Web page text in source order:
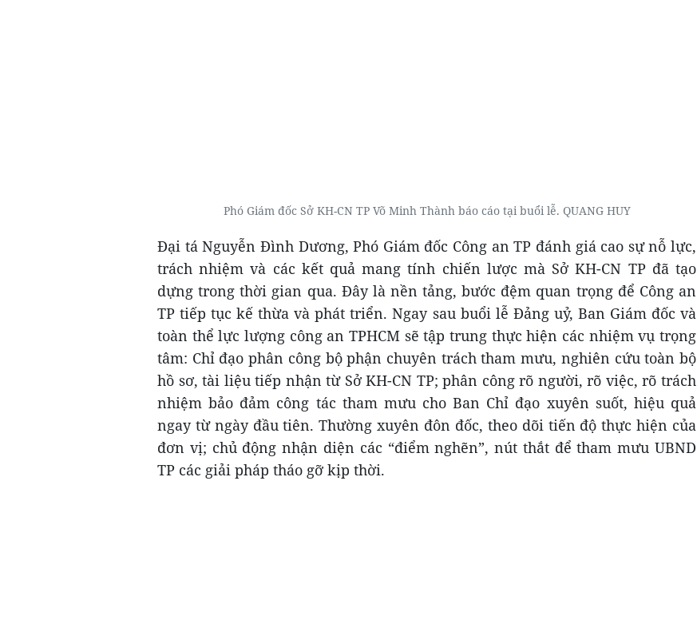
Phó Giám đốc Sở KH-CN TP Võ Minh Thành báo cáo tại buổi lễ. QUANG HUY
Đại tá Nguyễn Đình Dương, Phó Giám đốc Công an TP đánh giá cao sự nỗ lực,
trách nhiệm và các kết quả mang tính chiến lược mà Sở KH-CN TP đã tạo
dựng trong thời gian qua. Đây là nền tảng, bước đệm quan trọng để Công an
TP tiếp tục kế thừa và phát triển. Ngay sau buổi lễ Đảng uỷ, Ban Giám đốc và
toàn thể lực lượng công an TPHCM sẽ tập trung thực hiện các nhiệm vụ trọng
tâm: Chỉ đạo phân công bộ phận chuyên trách tham mưu, nghiên cứu toàn bộ
hồ sơ, tài liệu tiếp nhận từ Sở KH-CN TP; phân công rõ người, rõ việc, rõ trách
nhiệm bảo đảm công tác tham mưu cho Ban Chỉ đạo xuyên suốt, hiệu quả
ngay từ ngày đầu tiên. Thường xuyên đôn đốc, theo dõi tiến độ thực hiện của
đơn vị; chủ động nhận diện các “điểm nghẽn”, nút thắt để tham mưu UBND
TP các giải pháp tháo gỡ kịp thời.